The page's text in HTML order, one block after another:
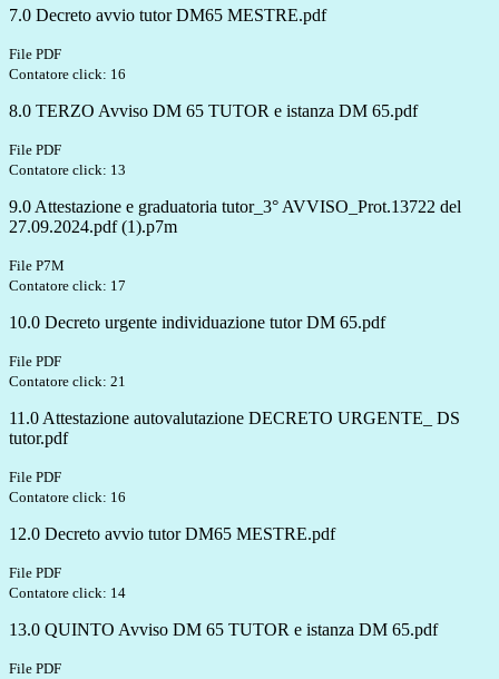
7.0 Decreto avvio tutor DM65 MESTRE.pdf
File PDF
Contatore click: 16
8.0 TERZO Avviso DM 65 TUTOR e istanza DM 65.pdf
File PDF
Contatore click: 13
9.0 Attestazione e graduatoria tutor_3° AVVISO_Prot.13722 del
27.09.2024.pdf (1).p7m
File P7M
Contatore click: 17
10.0 Decreto urgente individuazione tutor DM 65.pdf
File PDF
Contatore click: 21
11.0 Attestazione autovalutazione DECRETO URGENTE_ DS
tutor.pdf
File PDF
Contatore click: 16
12.0 Decreto avvio tutor DM65 MESTRE.pdf
File PDF
Contatore click: 14
13.0 QUINTO Avviso DM 65 TUTOR e istanza DM 65.pdf
File PDF